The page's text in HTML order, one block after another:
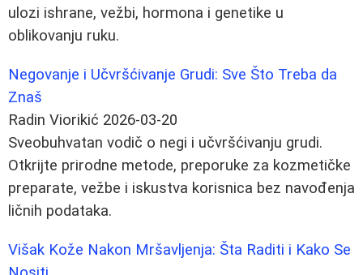
ulozi ishrane, vežbi, hormona i genetike u
oblikovanju ruku.
Negovanje i Učvršćivanje Grudi: Sve Što Treba da
Znaš
Radin Viorikić 2026-03-20
Sveobuhvatan vodič o negi i učvršćivanju grudi.
Otkrijte prirodne metode, preporuke za kozmetičke
preparate, vežbe i iskustva korisnica bez navođenja
ličnih podataka.
Višak Kože Nakon Mršavljenja: Šta Raditi i Kako Se